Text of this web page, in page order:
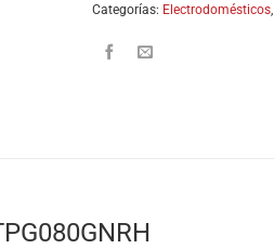
Categorías: Electrodomésticos,